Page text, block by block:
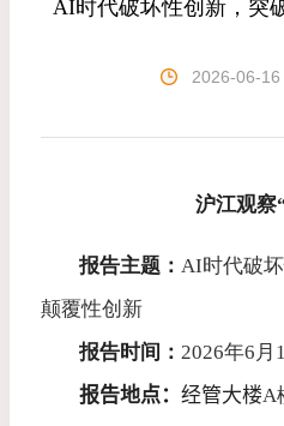
AI时代破坏性创新，突
2026-06-16
沪江观察
报告主题： AI时代破
颠覆性创新
报告时间： 2026年6 月
报告地点： 经管大楼A